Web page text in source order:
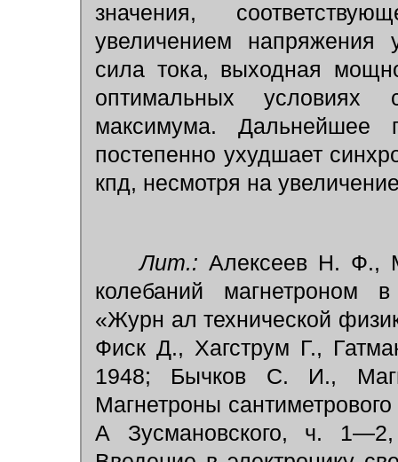
значения,
увеличением напряжения
сила тока, выходная
оптимальных условиях
максимума. Дальнейшее
постепенно ухудшает
кпд, несмотря на
Лит.: Алексеев Н. Ф.,
колебаний магнетроном
«Журн ал технической
Фиск Д., Хагструм Г.,
1948; Бычков С. И.,
Магнетроны
А Зусмановского, ч.